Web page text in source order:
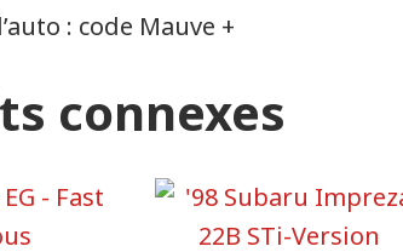
: code Mauve +
connexes